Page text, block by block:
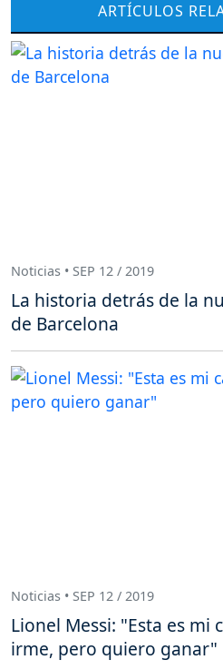
ARTÍCULOS
Noticias • SEP 12 / 2019
La historia detrás de la
de Barcelona
Noticias • SEP 12 / 2019
Lionel Messi: "Esta es mi
irme, pero quiero ganar"